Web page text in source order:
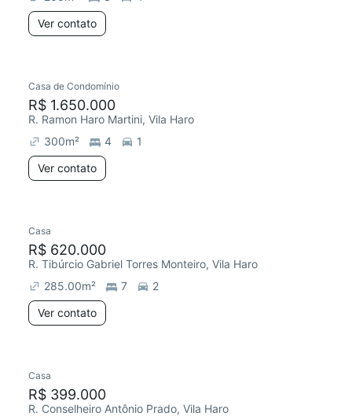
Ver contato
Casa de Condomínio
R$ 1.650.000
R. Ramon Haro Martini, Vila Haro
300m² 4
1
Ver contato
Casa
R$ 620.000
R. Tibúrcio Gabriel Torres Monteiro, Vila Haro
285.00m² 7
2
Ver contato
Casa
R$ 399.000
R. Conselheiro Antônio Prado, Vila Haro